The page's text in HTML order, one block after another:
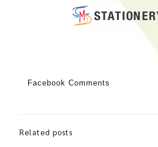
Facebook Comments
Related posts